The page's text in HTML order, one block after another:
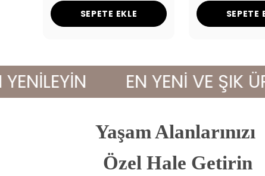
SEPETE EKLE SEPETE
EN YENİ VE ŞIK
Yaşam Alanlarınızı
Özel Hale Getirin